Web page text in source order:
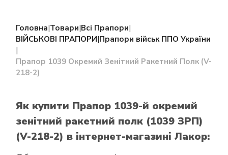
Головна|Товари|Всі Прапори|
ВІЙСЬКОВІ ПРАПОРИ|Прапори військ ППО України
|
Прапор 1039 Окремий Зенітний Ракетний Полк (V-
218-2)
Як купити Прапор 1039-й окремий
зенітний ракетний полк (1039 ЗРП)
(V-218-2) в інтернет-магазині Лакор: